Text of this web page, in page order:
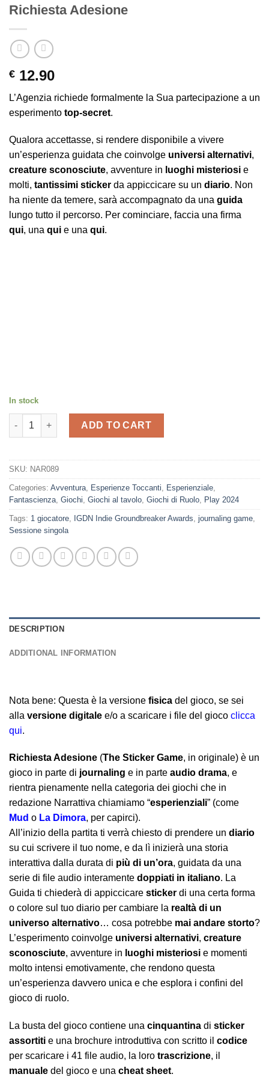
Richiesta Adesione
€ 12.90
L’Agenzia richiede formalmente la Sua partecipazione a un
esperimento top-secret.
Qualora accettasse, si rendere disponibile a vivere
un’esperienza guidata che coinvolge universi alternativi,
creature sconosciute, avventure in luoghi misteriosi e
molti, tantissimi sticker da appiccicare su un diario. Non
ha niente da temere, sarà accompagnato da una guida
lungo tutto il percorso. Per cominciare, faccia una firma
qui, una qui e una qui.
In stock
Richiesta Adesione quantity
ADD TO CART
SKU: NAR089
Categories: Avventura Esperienze Toccanti Esperienziale
Fantascienza Giochi Giochi al tavolo Giochi di Ruolo Play 2024
Tags: 1 giocatore IGDN Indie Groundbreaker Awards journaling game
Sessione singola
DESCRIPTION
ADDITIONAL INFORMATION
Nota bene: Questa è la versione fisica del gioco, se sei
alla versione digitale e/o a scaricare i file del gioco clicca
qui.
Richiesta Adesione (The Sticker Game, in originale) è un
gioco in parte di journaling e in parte audio drama, e
rientra pienamente nella categoria dei giochi che in
redazione Narrattiva chiamiamo “esperienziali” (come
Mud o La Dimora, per capirci).
All’inizio della partita ti verrà chiesto di prendere un diario
su cui scrivere il tuo nome, e da lì inizierà una storia
interattiva dalla durata di più di un’ora, guidata da una
serie di file audio interamente doppiati in italiano. La
Guida ti chiederà di appiccicare sticker di una certa forma
o colore sul tuo diario per cambiare la realtà di un
universo alternativo… cosa potrebbe mai andare storto?
L’esperimento coinvolge universi alternativi, creature
sconosciute, avventure in luoghi misteriosi e momenti
molto intensi emotivamente, che rendono questa
un’esperienza davvero unica e che esplora i confini del
gioco di ruolo.
La busta del gioco contiene una cinquantina di sticker
assortiti e una brochure introduttiva con scritto il codice
per scaricare i 41 file audio, la loro trascrizione, il
manuale del gioco e una cheat sheet.